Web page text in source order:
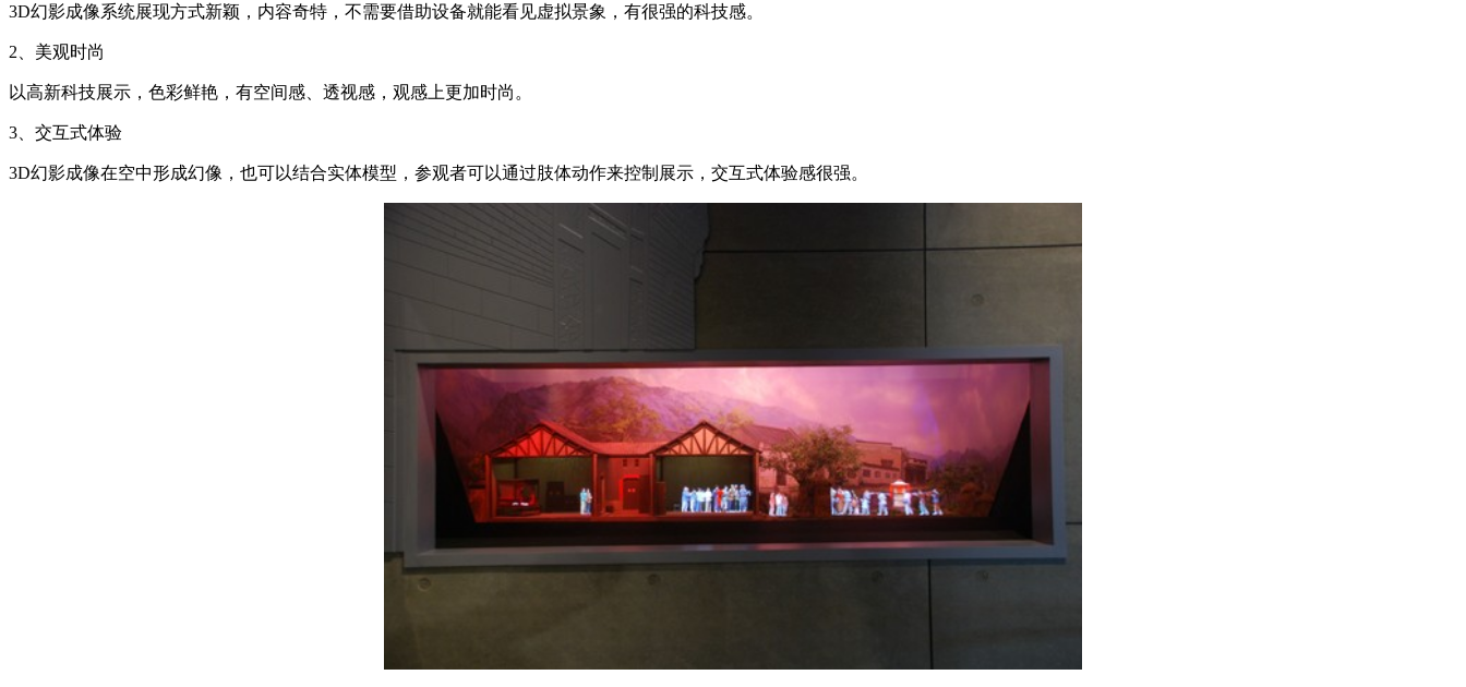
3D幻影成像系统展现方式新颖，内容奇特，不需要借助设备就能看见虚拟景象，有很强的科技感。
2、美观时尚
以高新科技展示，色彩鲜艳，有空间感、透视感，观感上更加时尚。
3、交互式体验
3D幻影成像在空中形成幻像，也可以结合实体模型，参观者可以通过肢体动作来控制展示，交互式体验感很强。